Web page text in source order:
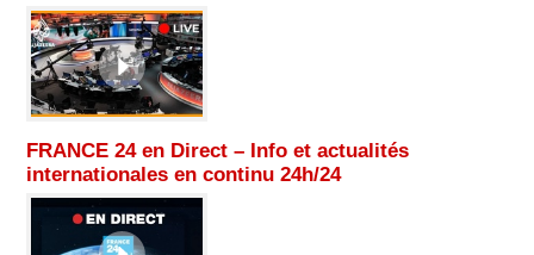
FRANCE 24 en Direct – Info et actualités
internationales en continu 24h/24